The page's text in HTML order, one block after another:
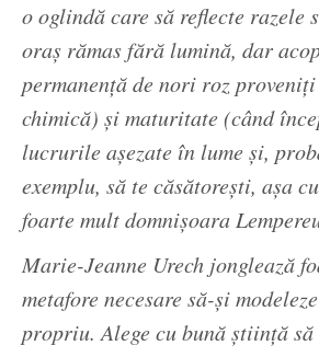
o oglindă care să reflecte razele
oraş rămas fără lumină, dar
permanenţă de nori roz
chimică) şi maturitate (când
lucrurile aşezate în lume şi,
exemplu, să te căsătoreşti, aşa
foarte mult domnişoara
Marie-Jeanne Urech jonglează
metafore necesare să-şi
propriu. Alege cu bună ştiinţă